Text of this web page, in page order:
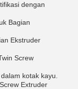
dengan
Bagian
Ekstruder
Screw
kotak kayu.
Extruder